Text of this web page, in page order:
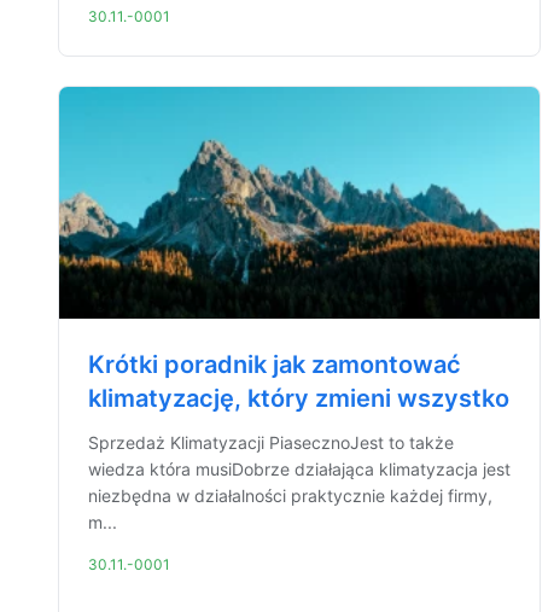
30.11.-0001
Krótki poradnik jak zamontować
klimatyzację, który zmieni wszystko
Sprzedaż Klimatyzacji PiasecznoJest to także
wiedza która musiDobrze działająca klimatyzacja jest
niezbędna w działalności praktycznie każdej firmy,
m...
30.11.-0001